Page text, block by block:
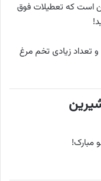
است که تعطیلات فوق
تعداد زیادی تخم مرغ
مبارک!